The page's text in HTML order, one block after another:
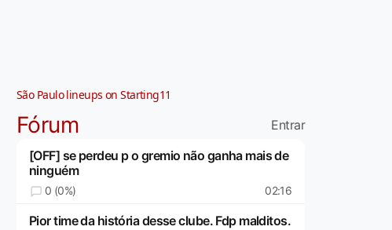
São Paulo lineups on Starting11
Fórum
Entrar
[OFF] se perdeu p o gremio não ganha mais de
ninguém
0 (0%) 02:16
Pior time da história desse clube. Fdp malditos.